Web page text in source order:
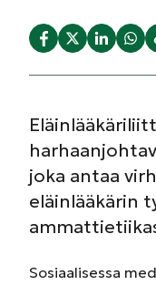
joka antaa
eläinlääkärin
Sosiaalisessa